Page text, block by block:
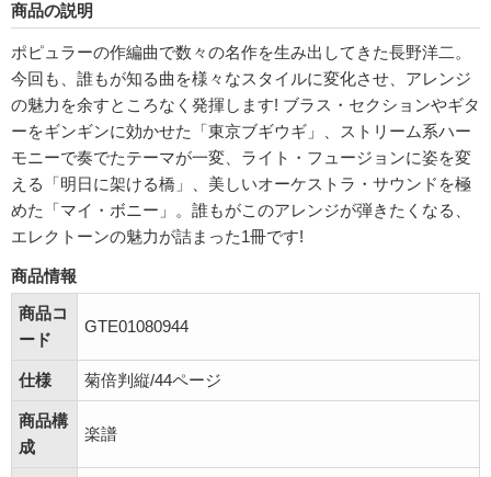
商品の説明
ポピュラーの作編曲で数々の名作を生み出してきた長野洋二。
今回も、誰もが知る曲を様々なスタイルに変化させ、アレンジ
の魅力を余すところなく発揮します! ブラス・セクションやギタ
ーをギンギンに効かせた「東京ブギウギ」、ストリーム系ハー
モニーで奏でたテーマが一変、ライト・フュージョンに姿を変
える「明日に架ける橋」、美しいオーケストラ・サウンドを極
めた「マイ・ボニー」。誰もがこのアレンジが弾きたくなる、
エレクトーンの魅力が詰まった1冊です!
商品情報
商品コ
ード
GTE01080944
仕様 菊倍判縦/44ページ
商品構
成
楽譜